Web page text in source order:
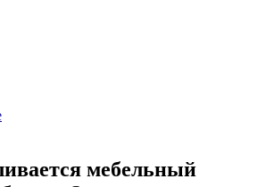
мебельный